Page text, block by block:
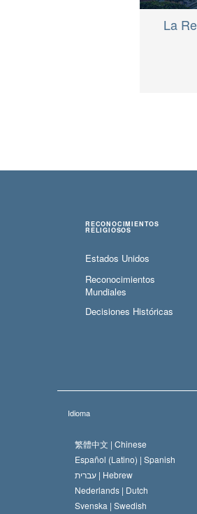
La
RECONOCIMIENTOS
RELIGIOSOS
Estados Unidos
Reconocimientos
Mundiales
Decisiones Históricas
Idioma
繁體中文 | Chinese
Español (Latino) | Spanish
עברית | Hebrew
Nederlands | Dutch
Svenska | Swedish